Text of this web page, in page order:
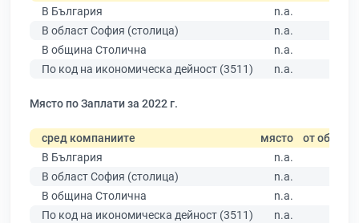
В България
n.a.
В област София (столица)
n.a.
В община Столична
n.a.
По код на икономическа дейност (3511)
n.a.
Място по Заплати за 2022 г.
сред компаниите място от общо
В България
n.a.
В област София (столица)
n.a.
В община Столична
n.a.
По код на икономическа дейност (3511)
n.a.